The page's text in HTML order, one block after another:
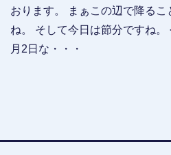
おります。 まぁこの辺で降る
ね。 そして今日は節分ですね
月2日な・・・